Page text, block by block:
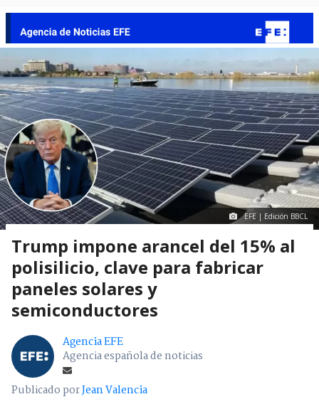
EFE | Edición BBCL
Trump impone arancel del 15% al
polisilicio, clave para fabricar
paneles solares y
semiconductores
Agencia EFE
Agencia española de noticias
Publicado porJean Valencia